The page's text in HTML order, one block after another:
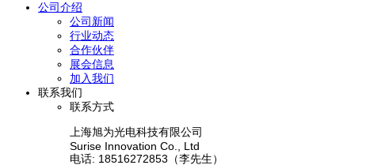
公司介绍
公司新闻
行业动态
合作伙伴
展会信息
加入我们
联系我们
联系方式
上海旭为光电科技有限公司
Surise Innovation Co., Ltd
电话: 18516272853（李先生）